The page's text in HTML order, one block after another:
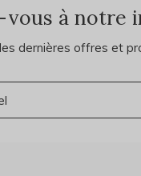
vous à notre
dernières offres et